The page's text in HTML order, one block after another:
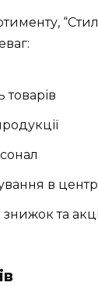
товарів
в
знижок та